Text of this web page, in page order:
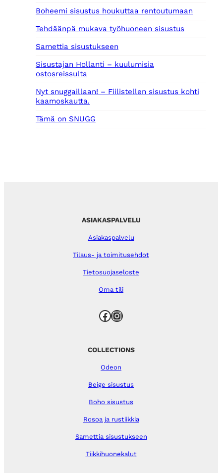
Boheemi sisustus houkuttaa rentoutumaan
Tehdäänpä mukava työhuoneen sisustus
Samettia sisustukseen
Sisustajan Hollanti – kuulumisia
ostosreissulta
Nyt snuggaillaan! – Fiilistellen sisustus kohti
kaamoskautta.
Tämä on SNUGG
ASIAKASPALVELU
Asiakaspalvelu
Tilaus- ja toimitusehdot
Tietosuojaseloste
Oma tili
Facebook Instagram
COLLECTIONS
Odeon
Beige sisustus
Boho sisustus
Rosoa ja rustiikkia
Samettia sisustukseen
Tiikkihuonekalut